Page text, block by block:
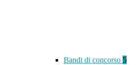
Bandi di concorso 5